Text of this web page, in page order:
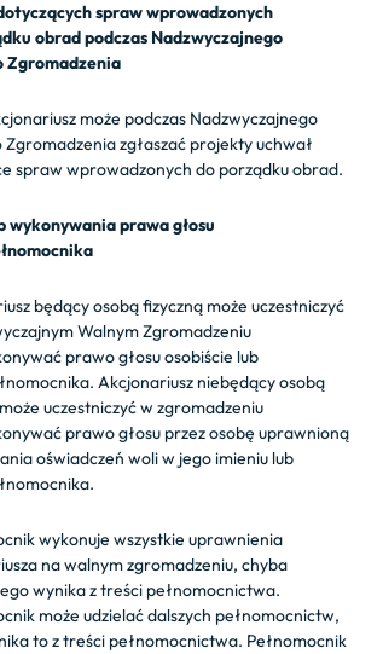
spraw wprowadzonych
obrad podczas Nadzwyczajnego
Zgromadzenia
może podczas Nadzwyczajnego
Zgromadzenia zgłaszać projekty uchwał
spraw wprowadzonych do porządku obrad.
wykonywania prawa głosu
będący osobą fizyczną może uczestniczyć
Walnym Zgromadzeniu
prawo głosu osobiście lub
Akcjonariusz niebędący osobą
uczestniczyć w zgromadzeniu
prawo głosu przez osobę uprawnioną
oświadczeń woli w jego imieniu lub
wykonuje wszystkie uprawnienia
na walnym zgromadzeniu, chyba
wynika z treści pełnomocnictwa.
może udzielać dalszych pełnomocnictw,
to z treści pełnomocnictwa. Pełnomocnik